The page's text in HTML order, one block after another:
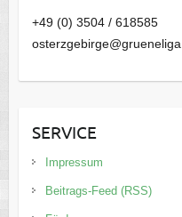
+49 (0) 3504 / 618585
SERVICE
Impressum
Beitrags-Feed (RSS)